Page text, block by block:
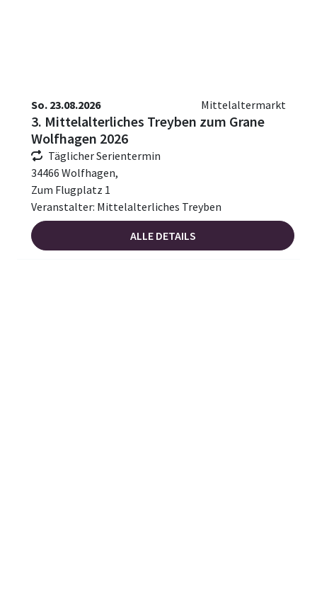
So. 23.08.2026 Mittelaltermarkt
3. Mittelalterliches Treyben zum Grane
Wolfhagen 2026
Täglicher Serientermin
34466 Wolfhagen,
Zum Flugplatz 1
Veranstalter: Mittelalterliches Treyben
ALLE DETAILS